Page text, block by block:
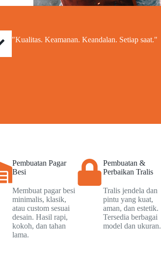
"Kualitas. Keamanan. Keandalan. Setiap saat."
Pembuatan Pagar
Besi
Membuat pagar besi
minimalis, klasik,
atau custom sesuai
desain. Hasil rapi,
kokoh, dan tahan
lama.
Pembuatan &
Perbaikan Tralis
Tralis jendela dan
pintu yang kuat,
aman, dan estetik.
Tersedia berbagai
model dan ukuran.